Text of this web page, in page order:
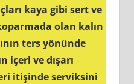
kaya gibi sert ve
olan kalın
ters yönünde
içeri ve dışarı
itişinde serviksini